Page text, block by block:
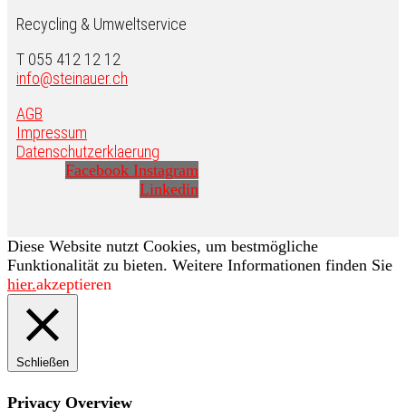
Recycling & Umweltservice
T 055 412 12 12
info@steinauer.ch
AGB
Impressum
Datenschutzerklaerung
Facebook Instagram
Linkedin
Diese Website nutzt Cookies, um bestmögliche
Funktionalität zu bieten. Weitere Informationen finden Sie
hier.akzeptieren
Schließen
Privacy Overview